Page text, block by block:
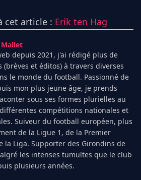
cet article : Erik ten Hag
depuis 2021, j'ai rédigé plus de
(brèves et éditos) à travers diverses
le monde du football. Passionné de
mon plus jeune âge, je prends
sous ses formes plurielles au
compétitions nationales et
Suiveur du football européen, plus
de la Ligue 1, de la Premier
la Liga. Supporter des Girondins de
les intenses tumultes que le club
plusieurs années.